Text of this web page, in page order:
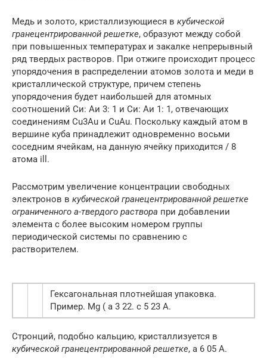
Медь и золото, кристаллизующиеся в кубической
гранецентрированной решетке, образуют между собой
при повышенных температурах и закалке непрерывный
ряд твердых растворов. При отжиге происходит процесс
упорядочения в распределении атомов золота и меди в
кристаллической структуре, причем степень
упорядочения будет наибольшей для атомных
соотношений Си: Аи 3: 1 и Си: Аи 1: 1, отвечающих
соединениям Cu3Au и CuAu. Поскольку каждый атом в
вершине куба принадлежит одновременно восьми
соседним ячейкам, на данную ячейку приходится / 8
атома ill.
Рассмотрим увеличение концентрации свободных
электронов в кубической гранецентрированной решетке
ограниченного а-твердого раствора при добавлении
элемента с более высоким номером группы
периодической системы по сравнению с
растворителем.
Гексагональная плотнейшая упаковка.
Пример. Mg ( a 3 22. с 5 23 А.
Стронций, подобно кальцию, кристаллизуется в
кубической гранецентрированной решетке, а 6 05 А.